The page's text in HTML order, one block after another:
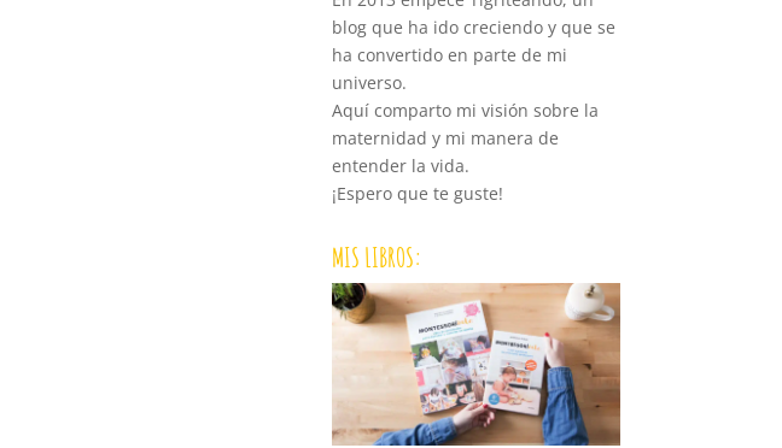
blog que ha ido creciendo y que se
ha convertido en parte de mi
universo.
Aquí comparto mi visión sobre la
maternidad y mi manera de
entender la vida.
¡Espero que te guste!
MIS LIBROS: